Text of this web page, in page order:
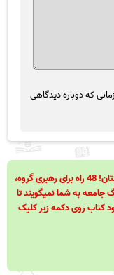
که دوباره دیدگاهی
48 قانون قدرت! 48 فرمول برای تسلط کامل بر اطرافیانتان! 48 راه برای رهبری گروه،
و بزرگ جامعه به شما نمیگویند تا
کتاب روی دکمه زیر کلیک